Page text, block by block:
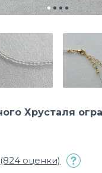
Хрусталя
(824 оценки)